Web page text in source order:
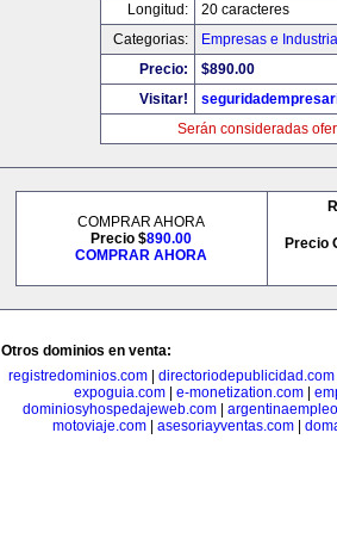
Longitud:
20 caracteres
Categorias:
Empresas e
Precio:
$890.00
Visitar!
Serán consideradas
COMPRAR AHORA
Precio $890.00
COMPRAR AHORA
Precio
Otros dominios en venta:
registredominios.com| directoriodepublicidad.com
expoguia.com| e-monetization.com|
dominiosyhospedajeweb.com
motoviaje.com| asesoriayventas.com|